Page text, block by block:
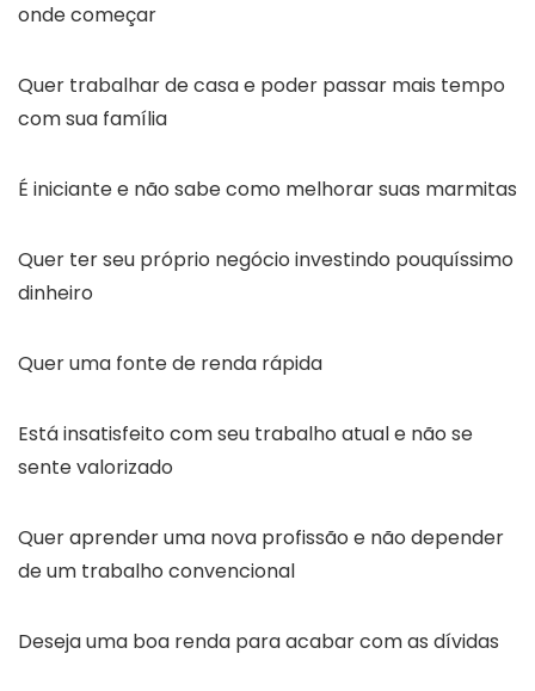
onde começar
Quer trabalhar de casa e poder passar mais tempo
com sua família
É iniciante e não sabe como melhorar suas marmitas
Quer ter seu próprio negócio investindo pouquíssimo
dinheiro
Quer uma fonte de renda rápida
Está insatisfeito com seu trabalho atual e não se
sente valorizado
Quer aprender uma nova profissão e não depender
de um trabalho convencional
Deseja uma boa renda para acabar com as dívidas